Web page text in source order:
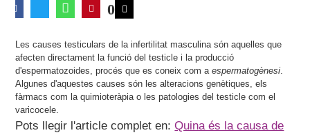
0
Les causes testiculars de la infertilitat masculina són aquelles que
afecten directament la funció del testicle i la producció
d'espermatozoides, procés que es coneix com aespermatogènesi.
Algunes d'aquestes causes són les alteracions genètiques, els
fàrmacs com la quimioteràpia o les patologies del testicle com el
varicocele.
Pots llegir l'article complet en:Quina és la causa de